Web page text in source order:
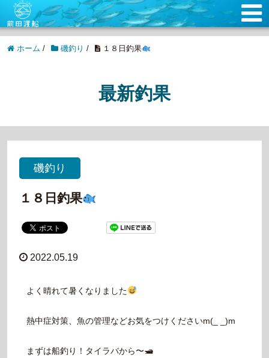
ホーム / 磯釣り / １８日釣果
最新釣果
磯釣り
１８日釣果
2022.05.19
よく晴れて暑くなりました
熱中症対策、魚の管理などお気をつけくださいm(_ _)m
まずは船釣り！タイラバから〜🛥